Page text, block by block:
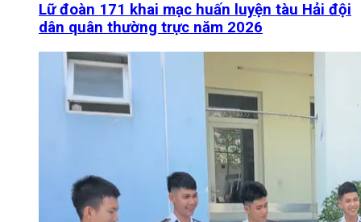
Lữ đoàn 171 khai mạc huấn luyện tàu Hải đội
dân quân thường trực năm 2026